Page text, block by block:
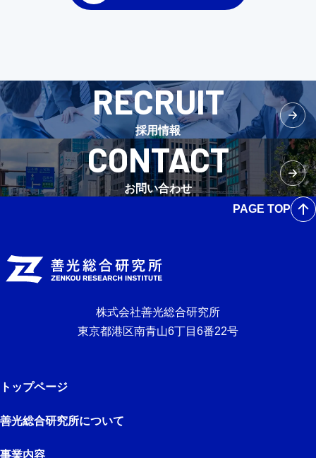
RECRUIT
採用情報
CONTACT
お問い合わせ
PAGE TOP
株式会社善光総合研究所
東京都港区南青山6丁目6番22号
トップページ
善光総合研究所について
事業内容